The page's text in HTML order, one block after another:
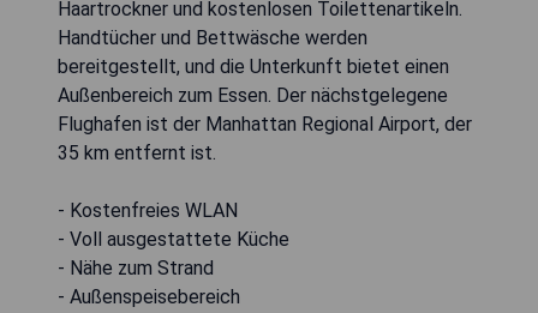
Haartrockner und kostenlosen Toilettenartikeln.
Handtücher und Bettwäsche werden
bereitgestellt, und die Unterkunft bietet einen
Außenbereich zum Essen. Der nächstgelegene
Flughafen ist der Manhattan Regional Airport, der
35 km entfernt ist.
- Kostenfreies WLAN
- Voll ausgestattete Küche
- Nähe zum Strand
- Außenspeisebereich